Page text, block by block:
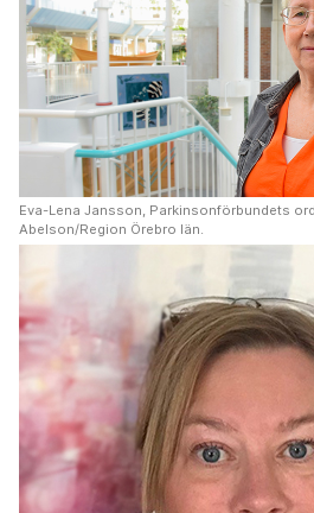
Eva-Lena Jansson, Parkinsonförbundets
Abelson/Region Örebro län.